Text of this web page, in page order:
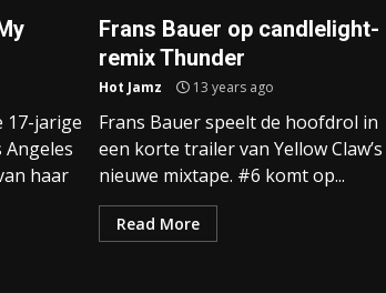
17-jarige
haar
Frans Bauer op candlelight-
remix Thunder
Hot Jamz 13 years ago
Frans Bauer speelt de hoofdrol in
een korte trailer van Yellow Claw’s
nieuwe mixtape. #6 komt op...
Read More